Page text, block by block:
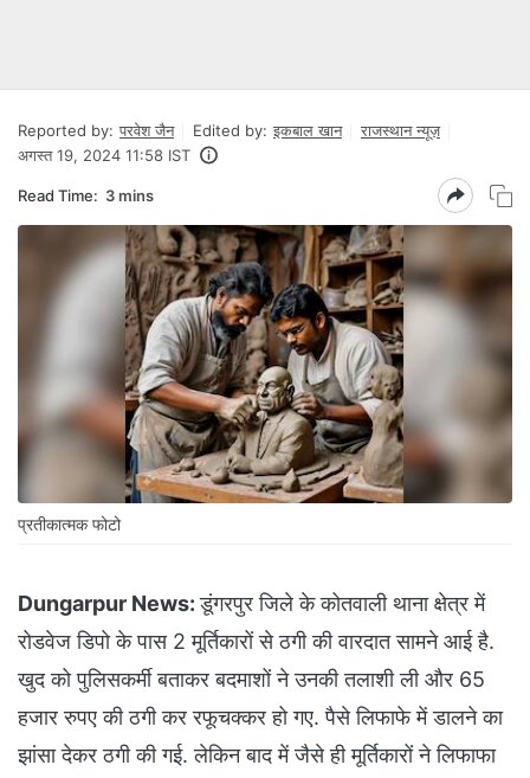
Reported by: परवेश जैन Edited by: इकबाल खान
राजस्थान न्यूज़
अगस्त 19, 2024 11:58 IST
Read Time: 3 mins
प्रतीकात्मक फोटो
Dungarpur News:डूंगरपुर जिले के कोतवाली थाना क्षेत्र में
रोडवेज डिपो के पास 2 मूर्तिकारों से ठगी की वारदात सामने आई है.
खुद को पुलिसकर्मी बताकर बदमाशों ने उनकी तलाशी ली और 65
हजार रुपए की ठगी कर रफूचक्कर हो गए. पैसे लिफाफे में डालने का
झांसा देकर ठगी की गई. लेकिन बाद में जैसे ही मूर्तिकारों ने लिफाफा